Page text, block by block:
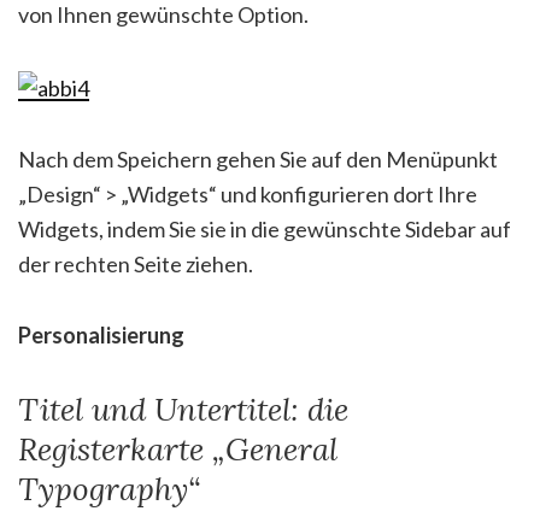
von Ihnen gewünschte Option.
Nach dem Speichern gehen Sie auf den Menüpunkt
„Design“ > „Widgets“ und konfigurieren dort Ihre
Widgets, indem Sie sie in die gewünschte Sidebar auf
der rechten Seite ziehen.
Personalisierung
Titel und Untertitel: die
Registerkarte „General
Typography“